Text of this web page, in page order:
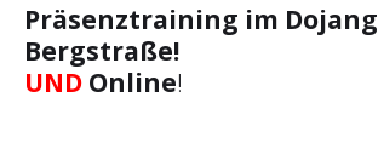
Präsenztraining im Dojang
Bergstraße!
UND Online!